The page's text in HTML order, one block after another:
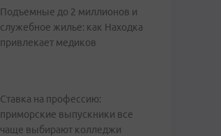
Подъемные до 2 миллионов и
служебное жилье: как Находка
привлекает медиков
Ставка на профессию:
приморские выпускники все
чаще выбирают колледжи